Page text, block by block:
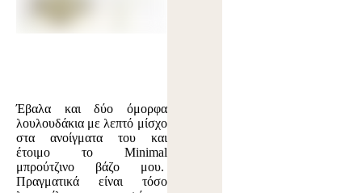
Έβαλα και δύο όμορφα
λουλουδάκια με λεπτό μίσχο
στα ανοίγματα του και
έτοιμο το Minimal
μπρούτζινο βάζο μου.
Πραγματικά είναι τόσο